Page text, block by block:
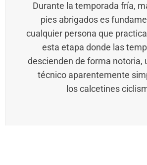
Durante la temporada fría,
pies abrigados es
cualquier persona que
esta etapa donde las
descienden de forma notoria,
técnico aparentemente
los calcetines